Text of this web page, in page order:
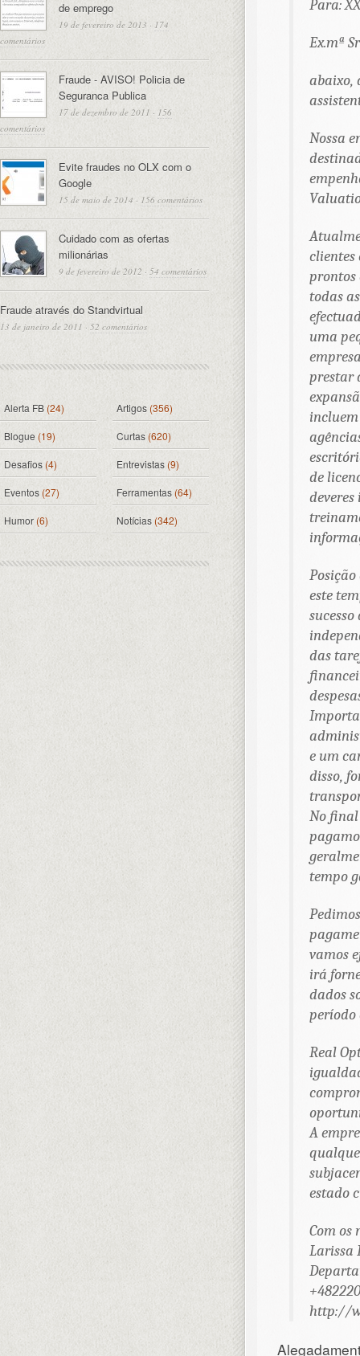
Para:
Ex.mª
abaixo,
Nossa
clientes
prontos
todas
uma
prestar
incluem
de
este
das
e um
disso,
No final
tempo
vamos
irá
dados
período
Real
A
estado
Com os
Larissa
http://
de emprego
19 de fevereiro de 2013 · 174
comentários
Fraude - AVISO! Policia de
Seguranca Publica
17 de dezembro de 2011 · 156
comentários
Evite fraudes no OLX com o
Google
15 de maio de 2014 · 156 comentários
Cuidado com as ofertas
milionárias
9 de fevereiro de 2012 · 54 comentários
Fraude através do Standvirtual
13 de janeiro de 2011 · 52 comentários
Alerta FB(24) Artigos (356)
Blogue (19) Curtas (620)
Desafios (4) Entrevistas (9)
Eventos(27) Ferramentas(64)
Humor (6) Notícias(342)